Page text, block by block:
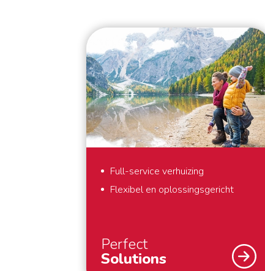
Full-service verhuizing
Flexibel en oplossingsgericht
Perfect
Solutions